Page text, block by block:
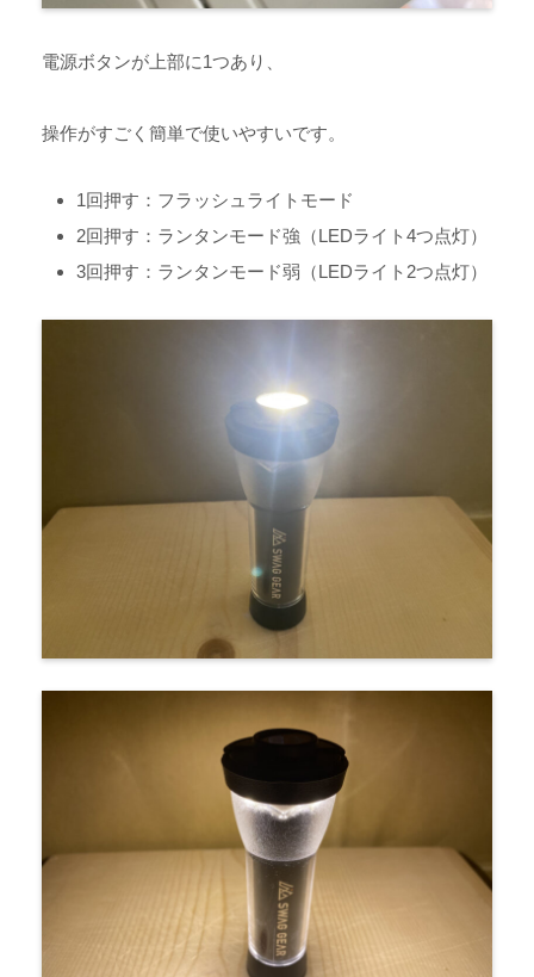
電源ボタンが上部に1つあり、
操作がすごく簡単で使いやすいです。
1回押す：フラッシュライトモード
2回押す：ランタンモード強（LEDライト4つ点灯）
3回押す：ランタンモード弱（LEDライト2つ点灯）